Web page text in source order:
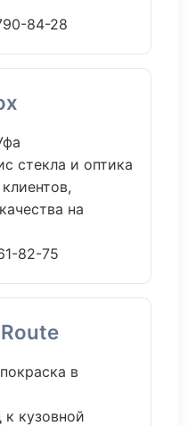
84-28
стекла и оптика
на
82-75
в
кузовной